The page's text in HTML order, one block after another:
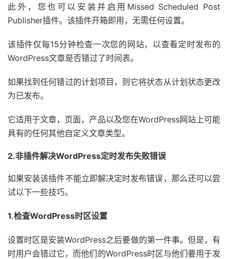
此外，您也可以安装并启用Missed Scheduled Post
Publisher插件。该插件开箱即用，无需任何设置。
该插件仅每15分钟检查一次您的网站，以查看定时发布的
WordPress文章是否错过了时间表。
如果找到任何错过的计划项目，则它将状态从计划状态更改
为已发布。
它适用于文章，页面，产品以及您在WordPress网站上可能
具有的任何其他自定义文章类型。
2.非插件解决WordPress定时发布失败错误
如果安装该插件不能立即解决定时发布错误，那么还可以尝
试以下一些技巧。
1.检查WordPress时区设置
设置时区是安装WordPress之后要做的第一件事。但是，有
时用户会错过它，而他们的WordPress时区与他们要用于发